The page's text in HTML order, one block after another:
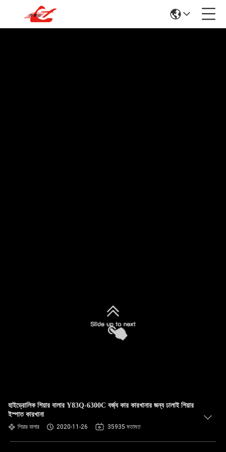
হাইড্রোলিক শিয়ার বালার Y83Q-6300C বর্জ্য কার কারখানার জন্য ঢালাই শিয়ার
ইস্পাত কারখানা
শিয়ার বালার 2020-11-26 35935 মতামত